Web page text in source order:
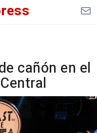
cañón en el